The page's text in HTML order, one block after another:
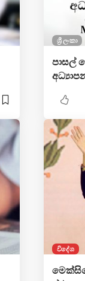
ශ්‍රී ලංකා
පාසල්
විදේශ